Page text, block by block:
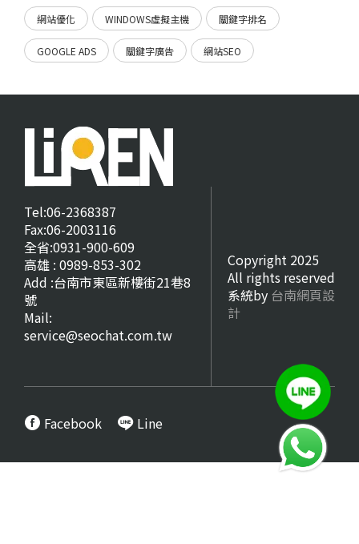
網站優化 WINDOWS虛擬主機 關鍵字排名
GOOGLE ADS 關鍵字廣告 網站SEO
Tel:06-2368387
Fax:06-2003116
全省:0931-900-609
高雄 : 0989-853-302
Add :台南市東區新樓街21巷8
號
Mail:
service@seochat.com.tw
Copyright 2025
All rights reserved
系統by 台南網頁設
計
Facebook Line